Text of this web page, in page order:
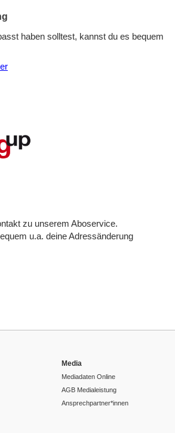
haben solltest, kannst du es bequem
zu unserem Aboservice.
u.a. deine Adressänderung
Media
Mediadaten Online
AGB Medialeistung
Ansprechpartner*innen